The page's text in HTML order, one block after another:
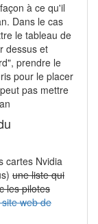
à ce qu'il
Dans le cas
le tableau de
dessus et
prendre le
pour le placer
pas mettre
cartes Nvidia
une liste qui
les pilotes
web de